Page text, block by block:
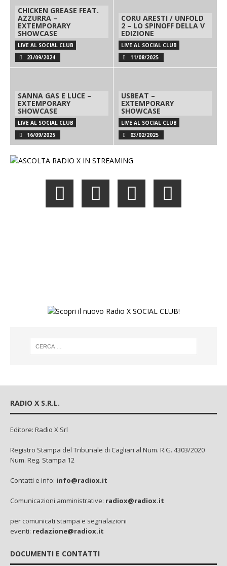
CHICKEN GREASE FEAT.
AZZURRA –
EXTEMPORARY
SHOWCASE
LIVE AL SOCIAL CLUB
23/09/2024
CORU ARESTI / UNFOLD
2 – LO SPINOFF DELLA V
EDIZIONE
LIVE AL SOCIAL CLUB
11/08/2025
SANNA GAS E LUCE –
EXTEMPORARY
SHOWCASE
LIVE AL SOCIAL CLUB
16/09/2025
USBEAT –
EXTEMPORARY
SHOWCASE
LIVE AL SOCIAL CLUB
03/02/2025
RADIO X S.R.L.
Editore: Radio X Srl
Registro Stampa del Tribunale di Cagliari al Num. R.G. 4303/2020
Num. Reg. Stampa 12
Contatti e info: info@radiox.it
Comunicazioni amministrative: radiox@radiox.it
per comunicati stampa e segnalazioni
eventi: redazione@radiox.it
DOCUMENTI E CONTATTI